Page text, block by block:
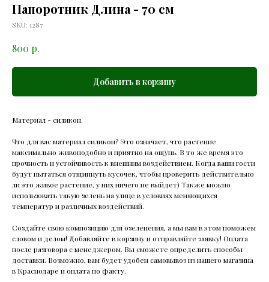
Папоротник Длина - 70 см
SKU: 1287
800 р.
Добавить в корзину
Материал - силикон.
Что для вас материал силикон? Это означает, что растение
максимально живоподобно и приятно на ощупь. В то же время это
прочность и устойчивость к внешним воздействием. Когда ваши гости
будут пытаться отщипнуть кусочек, чтобы проверить действительно
ли это живое растение, у них ничего не выйдет) Также можно
использовать такую зелень на улице в условиях меняющихся
температур и различных воздействий.
Создайте свою композицию для озеленения, а мы вам в этом поможем
словом и делом! Добавляйте в корзину и отправляйте заявку! Оплата
после разговора с менеджером. Вы сможете определить способы
доставки. Возможно, вам будет удобен самовывоз из нашего магазина
в Краснодаре и оплата по факту.